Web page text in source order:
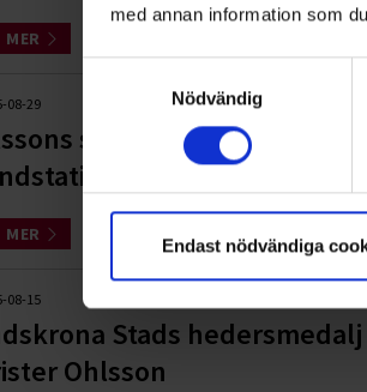
med annan information som
Nödvändig
Endast nödvändiga
MER
08-29
stöttar Glumslövs
MER
08-15
Stads
Ohlsson